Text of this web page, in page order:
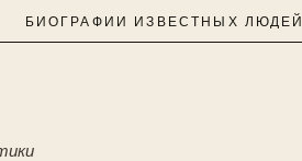
БИОГРАФИИ ИЗВЕСТНЫХ ЛЮДЕЙ